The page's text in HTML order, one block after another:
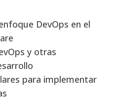
DevOps en el
y otras
para implementar